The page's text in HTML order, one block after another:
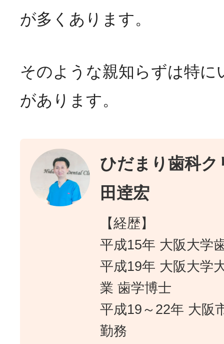
が多くあります。
そのような親知らずは特に
があります。
ひだまり歯科ク
田逹宏
【経歴】
平成15年 大阪大学
平成19年 大阪大学
業 歯学博士
平成19～22年 大阪
勤務